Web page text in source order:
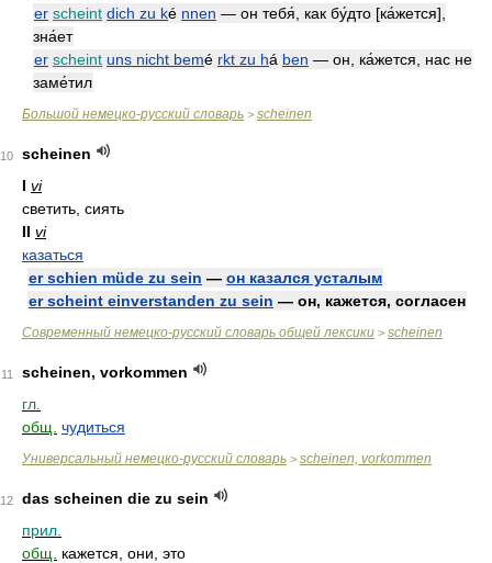
er scheint dich zu ké nnen — он тебя́, как бу́дто [ка́жется],
зна́ет
er scheint uns nicht bemé rkt zu há ben — он, ка́жется, нас не
заме́тил
Большой немецко-русский словарь > scheinen
10
scheinen
I vi
светить, сиять
II vi
казаться
er schien müde zu sein — он казался усталым
er scheint einverstanden zu sein — он, кажется, согласен
Современный немецко-русский словарь общей лексики > scheinen
11
scheinen, vorkommen
гл.
общ. чудиться
Универсальный немецко-русский словарь > scheinen, vorkommen
12
das scheinen die zu sein
прил.
общ.
кажется, они, это